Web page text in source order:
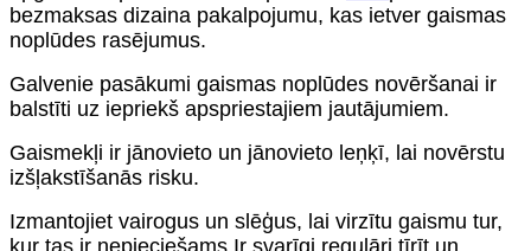
bezmaksas dizaina pakalpojumu, kas ietver gaismas
noplūdes rasējumus.
Galvenie pasākumi gaismas noplūdes novēršanai ir
balstīti uz iepriekš apspriestajiem jautājumiem.
Gaismekļi ir jānovieto un jānovieto leņķī, lai novērstu
izšļakstīšanās risku.
Izmantojiet vairogus un slēģus, lai virzītu gaismu tur,